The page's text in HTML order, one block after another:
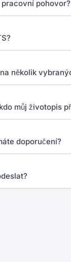
pohovor?
několik
můj životopis
doporučení?